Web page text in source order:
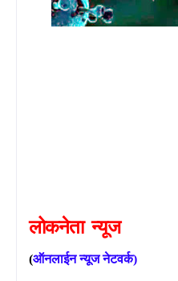
लोकनेता न्यूज
(ऑनलाईन न्यूज नेटवर्क)